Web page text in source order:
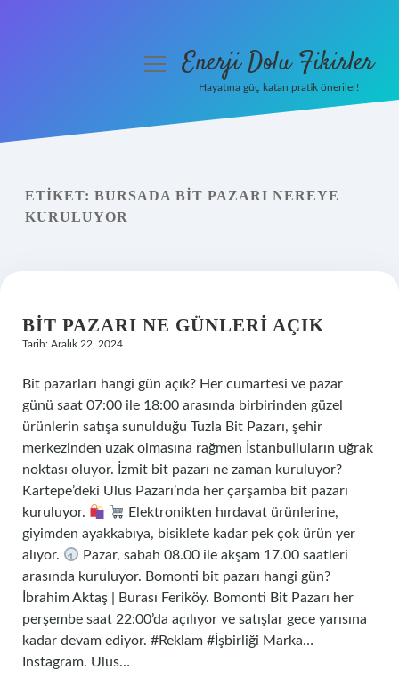
Yasal Uyarı
menüyüEnerji Dolu Fikirler
Hayatına güç katan pratik öneriler!
ETIKET: BURSADA BIT PAZARI NEREYE
KURULUYOR
BIT PAZARI NE GÜNLERI AÇIK
Tarih: Aralık 22, 2024
Bit pazarları hangi gün açık? Her cumartesi ve pazar
günü saat 07:00 ile 18:00 arasında birbirinden güzel
ürünlerin satışa sunulduğu Tuzla Bit Pazarı, şehir
merkezinden uzak olmasına rağmen İstanbulluların uğrak
noktası oluyor. İzmit bit pazarı ne zaman kuruluyor?
Kartepe’deki Ulus Pazarı’nda her çarşamba bit pazarı
kuruluyor.
Elektronikten hırdavat ürünlerine,
giyimden ayakkabıya, bisiklete kadar pek çok ürün yer
alıyor.
Pazar, sabah 08.00 ile akşam 17.00 saatleri
arasında kuruluyor. Bomonti bit pazarı hangi gün?
İbrahim Aktaş | Burası Feriköy. Bomonti Bit Pazarı her
perşembe saat 22:00’da açılıyor ve satışlar gece yarısına
kadar devam ediyor. #Reklam #İşbirliği Marka…
Instagram. Ulus…